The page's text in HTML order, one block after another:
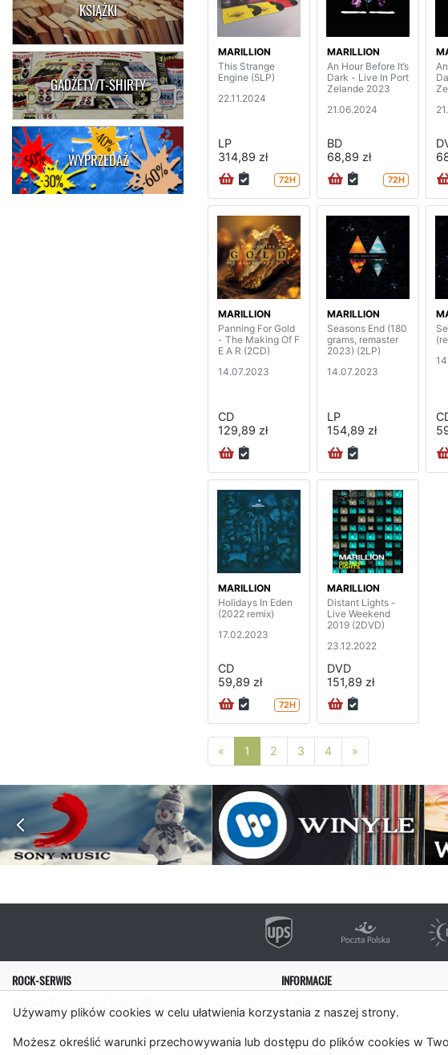
Używamy plików cookies w celu ułatwienia korzystania z naszej strony.
Możesz określić warunki przechowywania lub dostępu do plików cookies w
KSIĄŻKI
GADŻETY/T-SHIRTY
WYPRZEDAŻ
MARILLION
This Strange
Engine (5LP)
22.11.2024
LP
314,89 zł
72H
MARILLION
An Hour Before It’s
Dark - Live In Port
Zelande 2023
21.06.2024
BD
68,89 zł
72H
MARILLION
Panning For Gold
- The Making Of F
E A R (2CD)
14.07.2023
CD
129,89 zł
MARILLION
Seasons End (180
grams, remaster
2023) (2LP)
14.07.2023
LP
154,89 zł
MARILLION
Holidays In Eden
(2022 remix)
17.02.2023
CD
59,89 zł
72H
MARILLION
Distant Lights -
Live Weekend
2019 (2DVD)
23.12.2022
DVD
151,89 zł
« Poprzednia strona
1 2 3 4 »
ROCK-SERWIS
31-543 Kraków
INFORMACJE
Pomoc
Polityka cookies